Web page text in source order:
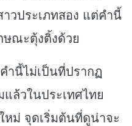
าวประเภทสอง แต่คำนี้
ษณะตุ้งติ้งด้วย
ำนี้ไม่เป็นที่ปรากฏ
ล้วในประเทศไทย
หม่ จุดเริ่มต้นที่ดูน่าจะ